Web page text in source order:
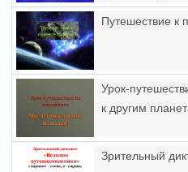
Путешествие к
Урок-
к другим
Зрительный